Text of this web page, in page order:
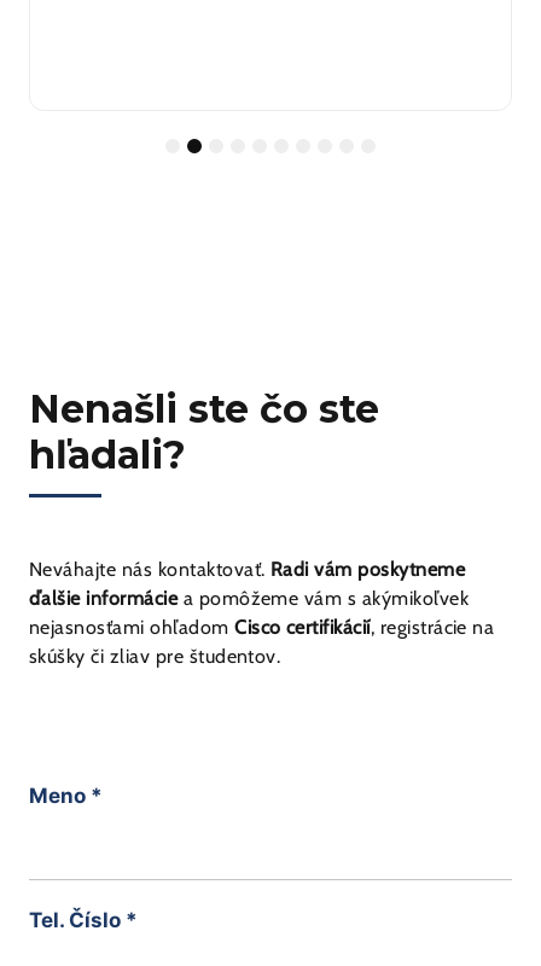
5
Nenašli ste čo ste
hľadali?
Neváhajte nás kontaktovať. Radi vám poskytneme
ďalšie informáciea pomôžeme vám s akýmikoľvek
nejasnosťami ohľadomCisco certifikácií, registrácie na
skúšky či zliav pre študentov.
Meno *
Tel. Číslo *